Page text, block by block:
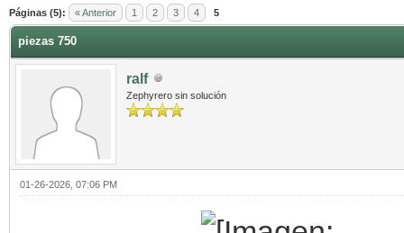
Páginas (5): « Anterior 1 2 3 4 5
piezas 750
ralf
Zephyrero sin solución
01-26-2026, 07:06 PM